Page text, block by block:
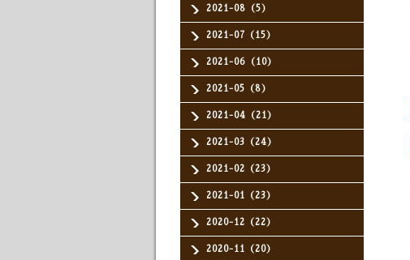
2021-08（5）
2021-07（15）
2021-06（10）
2021-05（8）
2021-04（21）
2021-03（24）
2021-02（23）
2021-01（23）
2020-12（22）
2020-11（20）